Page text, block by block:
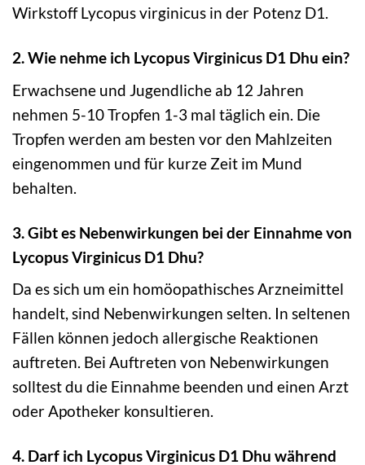
Wirkstoff Lycopus virginicus in der Potenz D1.
2. Wie nehme ich Lycopus Virginicus D1 Dhu ein?
Erwachsene und Jugendliche ab 12 Jahren
nehmen 5-10 Tropfen 1-3 mal täglich ein. Die
Tropfen werden am besten vor den Mahlzeiten
eingenommen und für kurze Zeit im Mund
behalten.
3. Gibt es Nebenwirkungen bei der Einnahme von
Lycopus Virginicus D1 Dhu?
Da es sich um ein homöopathisches Arzneimittel
handelt, sind Nebenwirkungen selten. In seltenen
Fällen können jedoch allergische Reaktionen
auftreten. Bei Auftreten von Nebenwirkungen
solltest du die Einnahme beenden und einen Arzt
oder Apotheker konsultieren.
4. Darf ich Lycopus Virginicus D1 Dhu während